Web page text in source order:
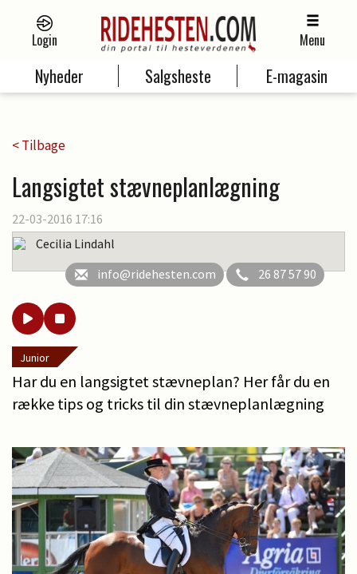
Login Menu
Nyheder Salgsheste E-magasin
< Tilbage
Langsigtet stævneplanlægning
22-03-2016 17:16
Cecilia Lindahl
info@ridehesten.com
26 87 57 90
Junior
Har du en langsigtet stævneplan? Her får du en
række tips og tricks til din stævneplanlægning